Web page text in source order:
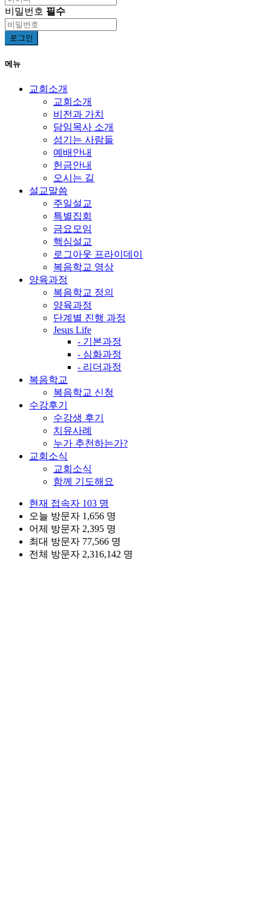
비밀번호 필수
로그인
메뉴
교회소개
교회소개
비전과 가치
담임목사 소개
섬기는 사람들
예배안내
헌금안내
오시는 길
설교말씀
주일설교
특별집회
금요모임
핵심설교
로그아웃 프라이데이
복음학교 영상
양육과정
복음학교 정의
양육과정
단계별 진행 과정
Jesus Life
- 기본과정
- 심화과정
- 리더과정
복음학교
복음학교 신청
수강후기
수강생 후기
치유사례
누가 추천하는가?
교회소식
교회소식
함께 기도해요
현재 접속자 103 명
오늘 방문자 1,656 명
어제 방문자 2,395 명
최대 방문자 77,566 명
전체 방문자 2,316,142 명